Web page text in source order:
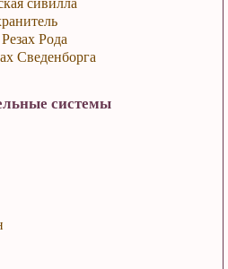
Рода
Сведенборга
системы